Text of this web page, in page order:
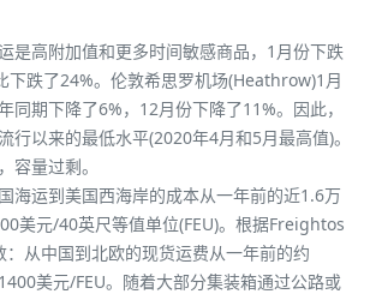
是高附加值和更多时间敏感商品，1月份下跌
跌了24%。 伦敦希思罗机场(Heathrow)1月
同期下降了6%，12月份下降了11%。 因此，
行以来的最低水平(2020年4月和5月最高值)。
容量过剩。
海运到美国西海岸的成本从一年前的近1.6万
美元/40英尺等值单位(FEU)。 根据Freightos
从中国到北欧的现货运费从一年前的约
美元/FEU。 随着大部分集装箱通过公路或